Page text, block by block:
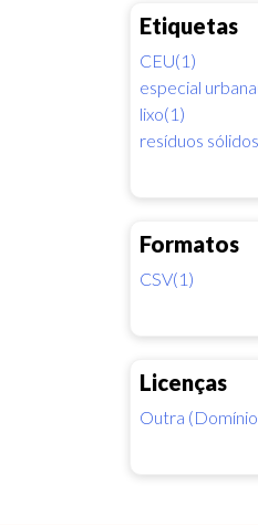
Etiquetas
CEU(1)
especial
lixo(1)
resíduos
Formatos
CSV(1)
Licenças
Outra (Domínio